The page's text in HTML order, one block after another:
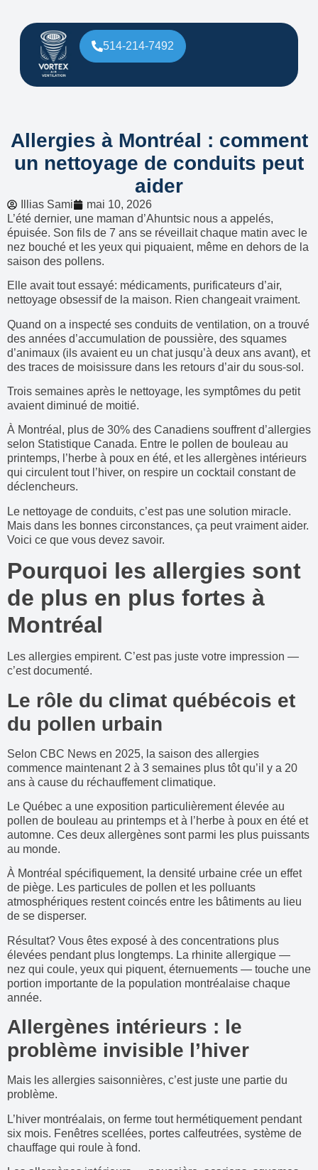
514-214-7492
Allergies à Montréal : comment
un nettoyage de conduits peut
aider
Illias Sami
mai 10, 2026
L’été dernier, une maman d’Ahuntsic nous a appelés,
épuisée. Son fils de 7 ans se réveillait chaque matin avec le
nez bouché et les yeux qui piquaient, même en dehors de la
saison des pollens.
Elle avait tout essayé: médicaments, purificateurs d’air,
nettoyage obsessif de la maison. Rien changeait vraiment.
Quand on a inspecté ses conduits de ventilation, on a trouvé
des années d’accumulation de poussière, des squames
d’animaux (ils avaient eu un chat jusqu’à deux ans avant), et
des traces de moisissure dans les retours d’air du sous-sol.
Trois semaines après le nettoyage, les symptômes du petit
avaient diminué de moitié.
À Montréal, plus de 30% des Canadiens souffrent d’allergies
selon Statistique Canada. Entre le pollen de bouleau au
printemps, l’herbe à poux en été, et les allergènes intérieurs
qui circulent tout l’hiver, on respire un cocktail constant de
déclencheurs.
Le nettoyage de conduits, c’est pas une solution miracle.
Mais dans les bonnes circonstances, ça peut vraiment aider.
Voici ce que vous devez savoir.
Pourquoi les allergies sont
de plus en plus fortes à
Montréal
Les allergies empirent. C’est pas juste votre impression —
c’est documenté.
Le rôle du climat québécois et
du pollen urbain
Selon CBC News en 2025, la saison des allergies
commence maintenant 2 à 3 semaines plus tôt qu’il y a 20
ans à cause du réchauffement climatique.
Le Québec a une exposition particulièrement élevée au
pollen de bouleau au printemps et à l’herbe à poux en été et
automne. Ces deux allergènes sont parmi les plus puissants
au monde.
À Montréal spécifiquement, la densité urbaine crée un effet
de piège. Les particules de pollen et les polluants
atmosphériques restent coincés entre les bâtiments au lieu
de se disperser.
Résultat? Vous êtes exposé à des concentrations plus
élevées pendant plus longtemps. La rhinite allergique —
nez qui coule, yeux qui piquent, éternuements — touche une
portion importante de la population montréalaise chaque
année.
Allergènes intérieurs : le
problème invisible l’hiver
Mais les allergies saisonnières, c’est juste une partie du
problème.
L’hiver montréalais, on ferme tout hermétiquement pendant
six mois. Fenêtres scellées, portes calfeutrées, système de
chauffage qui roule à fond.